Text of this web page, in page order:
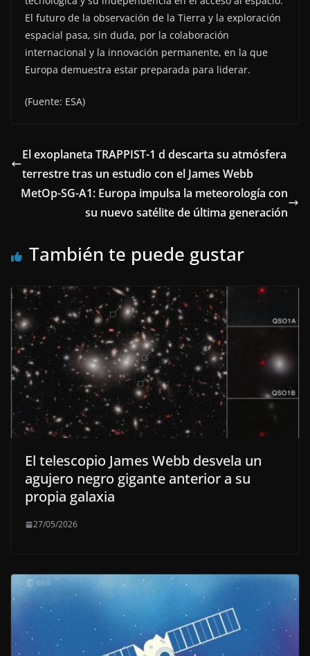
El futuro de la observación de la Tierra y la exploración
espacial pasa, sin duda, por la colaboración
internacional y la innovación permanente, en la que
Europa demuestra estar preparada para liderar.
(Fuente: ESA)
El exoplaneta TRAPPIST-1 d descarta su atmósfera
terrestre tras un estudio con el James Webb
MetOp-SG-A1: Europa impulsa la meteorología con
su nuevo satélite de última generación
También te puede gustar
El telescopio James Webb desvela un
agujero negro gigante anterior a su
propia galaxia
27/05/2026